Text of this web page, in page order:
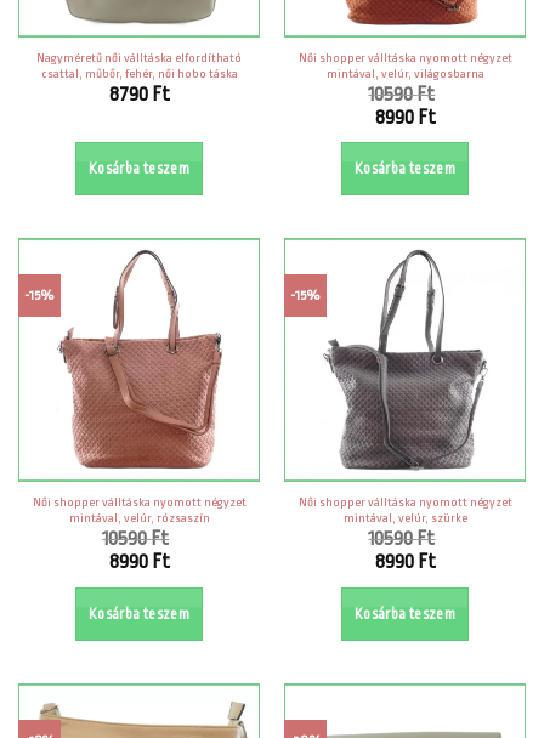
Nagyméretű női válltáska elfordítható
csattal, műbőr, fehér, női hobo táska
8790 Ft
Kosárba teszem
Női shopper válltáska nyomott négyzet
mintával, velúr, világosbarna
10590Ft
Original
10590 Ft.
8990 Ft
Current
price
is:
8990 Ft.
Kosárba teszem
-15%
Női shopper válltáska nyomott négyzet
mintával, velúr, rózsaszín
10590Ft
Original
10590 Ft.
8990 Ft
Current
price
is:
8990 Ft.
Kosárba teszem
-15%
Női shopper válltáska nyomott négyzet
mintával, velúr, szürke
10590Ft
Original
10590 Ft.
8990 Ft
Current
price
is:
8990 Ft.
Kosárba teszem